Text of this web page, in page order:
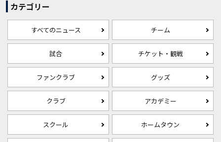
カテゴリー
すべてのニュース チーム
試合 チケット・観戦
ファンクラブ グッズ
クラブ アカデミー
スクール ホームタウン